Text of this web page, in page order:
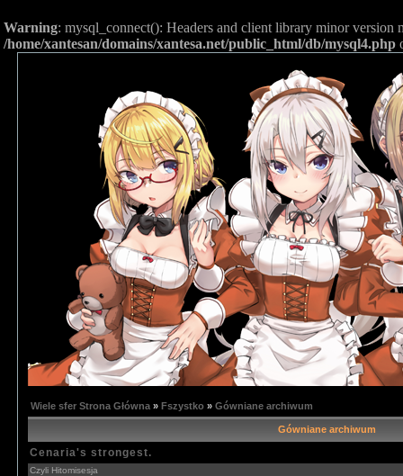
Warning: mysql_connect(): Headers and client library minor
/home/xantesan/domains/xantesa.net/public_html/db/mysql4.php
Wiele sfer Strona Główna » Fszystko » Gówniane archiwum
Gówniane archiwum
Cenaria's strongest.
Czyli Hitomisesja